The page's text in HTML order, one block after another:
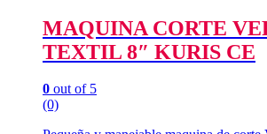
la
página
de
producto
MAQUINA CORTE
TEXTIL 8″ KURIS CE
0 out of 5
(0)